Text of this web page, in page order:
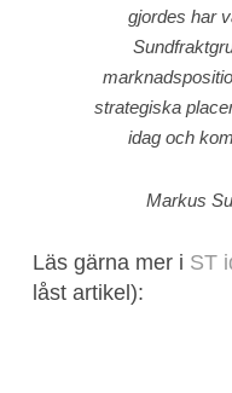
gjordes har
strategiska
idag och
Markus
Läs gärna mer i ST
låst artikel):